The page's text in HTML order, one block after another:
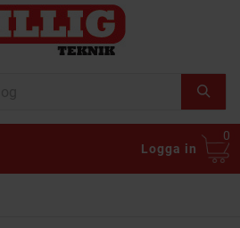
Logga in
0